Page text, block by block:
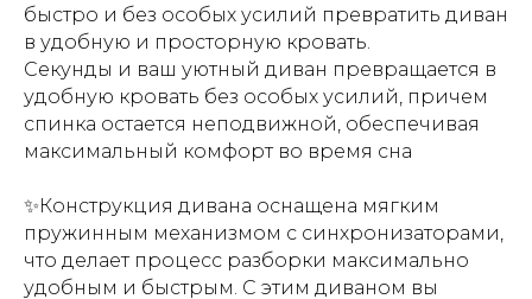
быстро и без особых усилий превратить диван
в удобную и просторную кровать.
Секунды и ваш уютный диван превращается в
удобную кровать без особых усилий, причем
спинка остается неподвижной, обеспечивая
максимальный комфорт во время сна
✨Конструкция дивана оснащена мягким
пружинным механизмом с синхронизаторами,
что делает процесс разборки максимально
удобным и быстрым. С этим диваном вы